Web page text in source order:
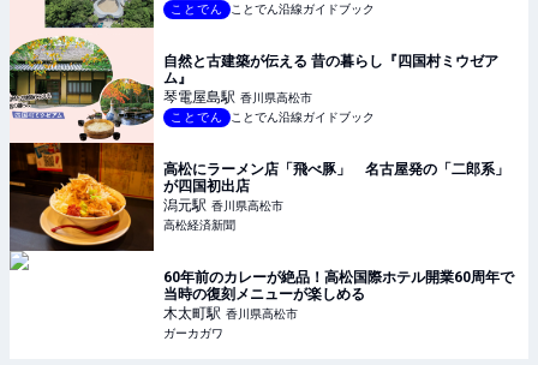
ことでん
ことでん沿線ガイドブック
自然と古建築が伝える 昔の暮らし『四国村ミウゼア
ム』
琴電屋島駅 香川県高松市
ことでん
ことでん沿線ガイドブック
高松にラーメン店「飛べ豚」 名古屋発の「二郎系」
が四国初出店
潟元駅 香川県高松市
高松経済新聞
60年前のカレーが絶品！高松国際ホテル開業60周年で
当時の復刻メニューが楽しめる
木太町駅 香川県高松市
ガーカガワ